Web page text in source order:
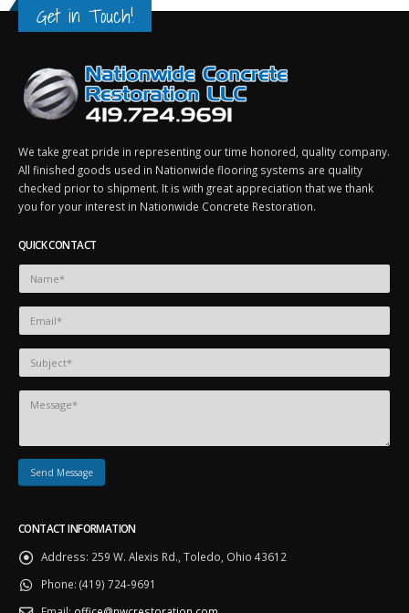
Get in Touch!
We take great pride in representing our time honored, quality company.
All finished goods used in Nationwide flooring systems are quality
checked prior to shipment. It is with great appreciation that we thank
you for your interest in Nationwide Concrete Restoration.
QUICK CONTACT
CONTACT INFORMATION
Address: 259 W. Alexis Rd., Toledo, Ohio 43612
Phone: (419) 724-9691